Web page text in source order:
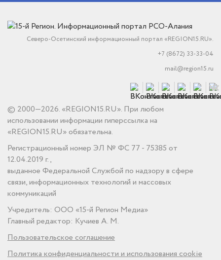
Северо-Осетинский информационный портал «REGION15.RU».
+7 (8672) 33-33-04
mail@region15.ru
© 2000—2026. «REGION15.RU». При любом
использовании информации гиперссылка на
«REGION15.RU» обязательна.
Регистрационный номер ЭЛ № ФС 77 - 75385 от
12.04.2019 г.,
выданное Федеральной Службой по надзору в сфере
связи, информационных технологий и массовых
коммуникаций
Учредитель: ООО «15-й Регион Медиа»
Главный редактор: Кучиев А. М.
Пользовательское соглашение
Политика конфиденциальности и использования cookie